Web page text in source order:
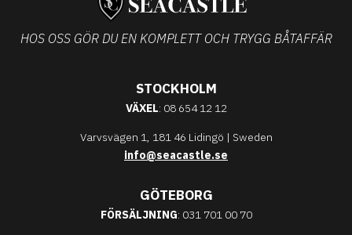
HOS OSS GÖR DU EN KOMPLETT OCH TRYGG BÅTAFFÄR
STOCKHOLM
VÄXEL: 08 654 12 12
Varvsvägen 1, 181 46 Lidingö | Sweden
info@seacastle.se
GÖTEBORG
FÖRSÄLJNING: 031 701 00 70